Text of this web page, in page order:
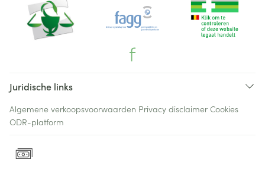
Juridische links
Algemene verkoopsvoorwaarden Privacy disclaimer Cookies
ODR-platform